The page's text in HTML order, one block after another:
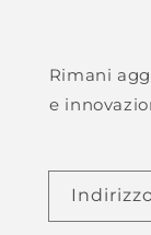
Rimani
e